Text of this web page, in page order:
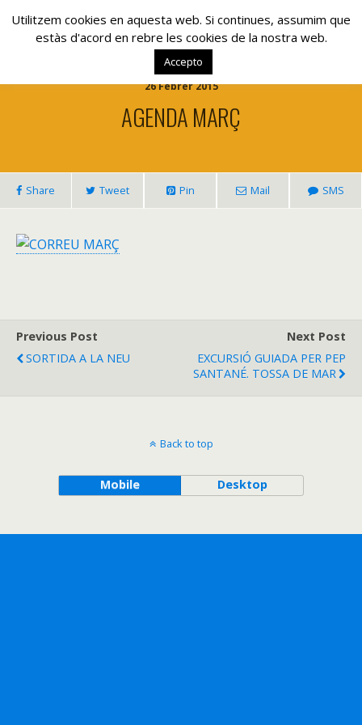
www.lacolla.cat
26 Febrer 2015
AGENDA MARÇ
Share Tweet Pin Mail SMS
Previous Post
SORTIDA A LA NEU
Next Post
EXCURSIÓ GUIADA PER PEP
SANTANÉ. TOSSA DE MAR
Back to top
Mobile Desktop
Utilitzem cookies en aquesta web. Si continues, assumim que
estàs d'acord en rebre les cookies de la nostra web.
Accepto